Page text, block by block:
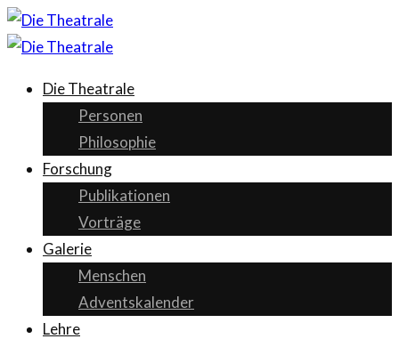
Die Theatrale
Personen
Philosophie
Forschung
Publikationen
Vorträge
Galerie
Menschen
Adventskalender
Lehre